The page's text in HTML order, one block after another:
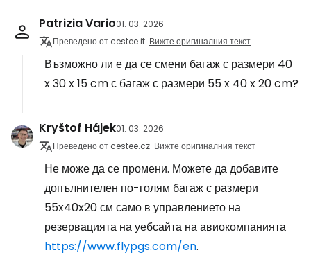
Patrizia Vario01. 03. 2026
Преведено от cestee.it Вижте оригиналния текст
Възможно ли е да се смени багаж с размери 40
x 30 x 15 cm с багаж с размери 55 x 40 x 20 cm?
Kryštof Hájek01. 03. 2026
Преведено от cestee.cz Вижте оригиналния текст
Не може да се промени. Можете да добавите
допълнителен по-голям багаж с размери
55x40x20 см само в управлението на
резервацията на уебсайта на авиокомпанията
https://www.flypgs.com/en.